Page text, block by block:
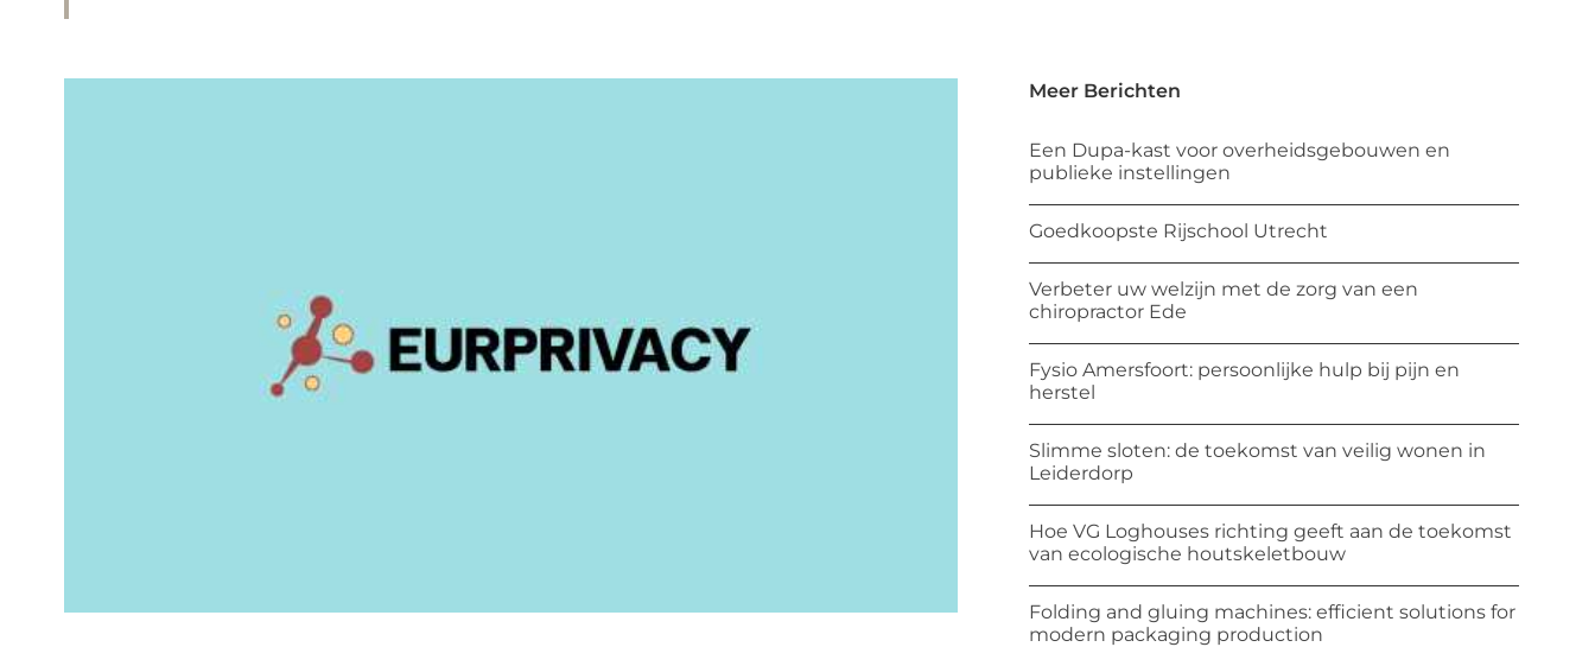
Meer Berichten
Een Dupa-kast voor overheidsgebouwen en
publieke instellingen
Goedkoopste Rijschool Utrecht
Verbeter uw welzijn met de zorg van een
chiropractor Ede
Fysio Amersfoort: persoonlijke hulp bij pijn en
herstel
Slimme sloten: de toekomst van veilig wonen in
Leiderdorp
Hoe VG Loghouses richting geeft aan de toekomst
van ecologische houtskeletbouw
Folding and gluing machines: efficient solutions for
modern packaging production